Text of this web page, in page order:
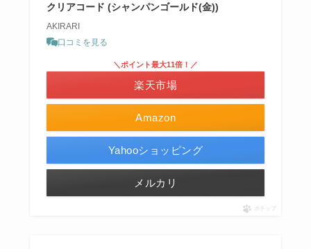
クリアコード (シャンパンゴールド(金))
AKIRARI
口コミを見る
Amazon
＼ポイント最大11倍！／
楽天市場
Yahooショッピング
メルカリ
ポチップ